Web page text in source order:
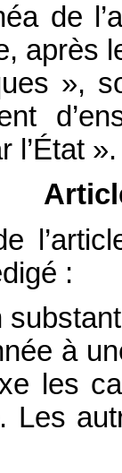
de
après
»,
l’État ».
:
à
les
Les